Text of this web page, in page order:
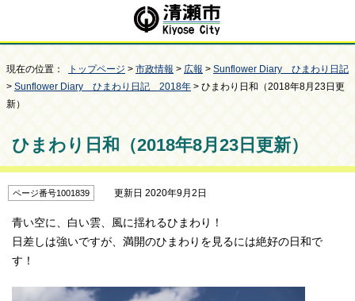
現在の位置： トップページ > 市政情報 > 広報 > Sunflower Diary ひまわり日記
> Sunflower Diary ひまわり日記 2018年 > ひまわり日和（2018年8月23日更
新）
ひまわり日和（2018年8月23日更新）
ページ番号1001839 更新日 2020年9月2日
青い空に、白い雲、風に揺れるひまわり！
日差しは強いですが、満開のひまわりを見るには絶好の日和で
す！